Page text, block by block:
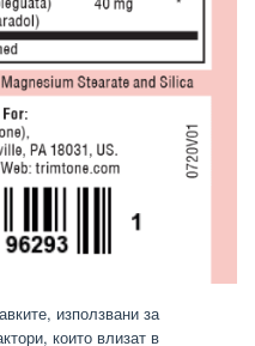
използвани за
които влизат в